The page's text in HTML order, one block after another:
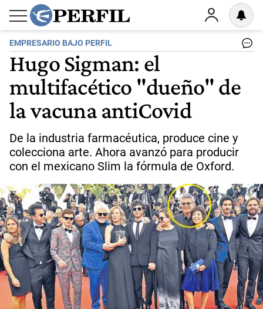
EMPRESARIO BAJO PERFIL
Hugo Sigman: el
multifacético "dueño" de
la vacuna antiCovid
De la industria farmacéutica, produce cine y
colecciona arte. Ahora avanzó para producir
con el mexicano Slim la fórmula de Oxford.